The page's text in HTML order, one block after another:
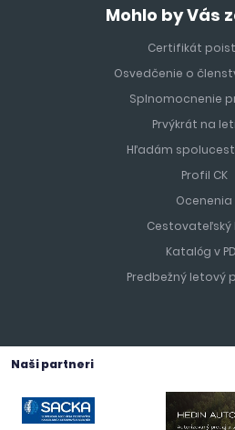
Mohlo by Vás
Certifikát
Osvedčenie o
Splnomocnenie
Prvýkrát na
Hľadám
Profil CK
Ocenenia
Cestovateľský
Katalóg v
Predbežný letový
Naši partneri